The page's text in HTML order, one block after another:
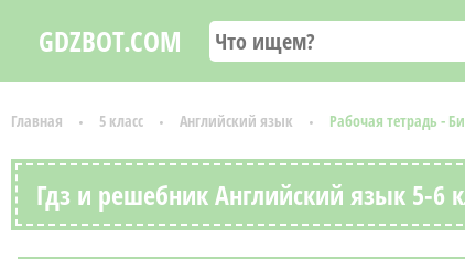
GDZBOT.COM
Главная 5 класс Английский язык Рабочая тетрадь -
Гдз и решебник Английский язык 5-6